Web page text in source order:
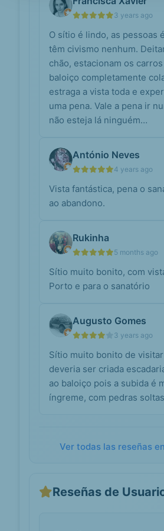
sanatório em
perto do Porto?
Mas, ali, o verde da
merece também destaque.
perto do Sanatório, podes
o Baloiço do Mont’Al...
Infiltrações,
graffitis e lixo.
de Valongo”,
em Gondomar?
mantém-se incerto.
situado na freguesia de
Sanatório
de
A beleza
sombria
ruínas –
Crónicas
de Utopia
Um dos casos de ‘dark
conhecidos em Portugal
de São Pedro d...
Foi o arquiteto Júlio José
3 years ago
O sítio é lindo, as pessoas
têm civismo nenhum.
chão, estacionam os
baloiço completamente
estraga a vista toda e
uma pena. Vale a pena ir
não esteja lá ninguém…
António Neves
4 years ago
Vista fantástica, pena o
ao abandono.
Rukinha
5 months ago
Sítio muito bonito, com
Porto e para o sanatório
Augusto Gomes
3 years ago
Sítio muito bonito de
deveria ser criada
ao baloiço pois a subida é
íngreme, com pedras
Ver todas las reseñas
Reseñas de